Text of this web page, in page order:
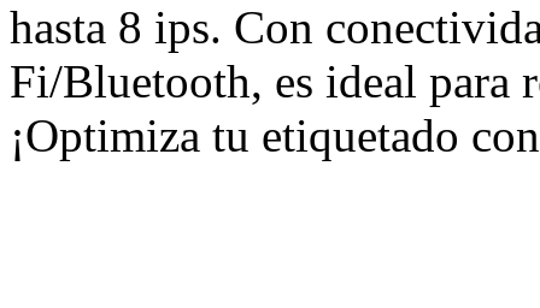
hasta 8 ips. Con
Fi/Bluetooth, es ideal para
¡Optimiza tu etiquetado